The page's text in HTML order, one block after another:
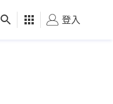
健康 好食玩飛
登入